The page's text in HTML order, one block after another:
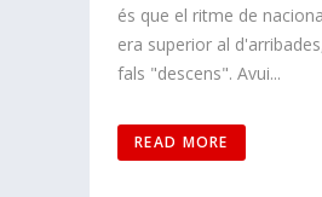
és que el ritme de
era superior al
fals "descens". Avui...
READ MORE